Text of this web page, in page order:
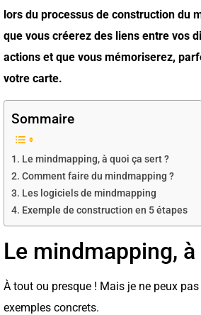
lors du processus de construction du
que vous créerez des liens entre vos
actions et que vous mémoriserez,
votre carte.
Sommaire
Le mindmapping, à quoi ça sert ?
Comment faire du mindmapping ?
Les logiciels de mindmapping
Exemple de construction en 5 étapes
Le mindmapping,
À tout ou presque ! Mais je ne peux
exemples concrets.